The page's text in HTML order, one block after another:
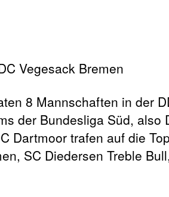
8 Mannschaften in der
der Bundesliga Süd,
Dartmoor trafen auf die
SC Diedersen Treble